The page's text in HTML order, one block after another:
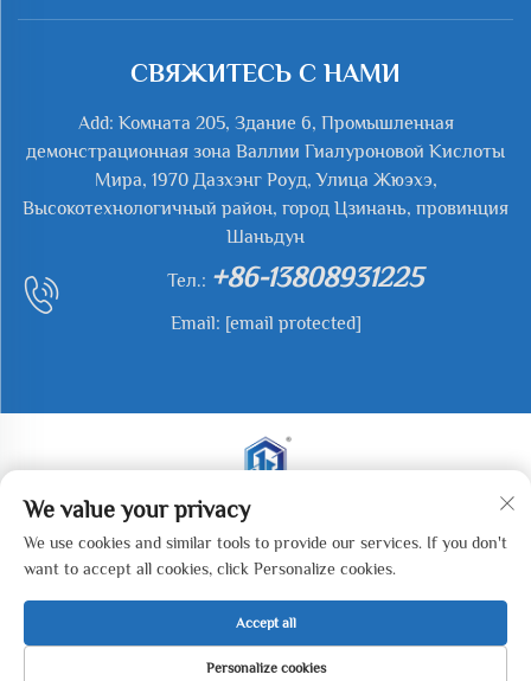
СВЯЖИТЕСЬ С НАМИ
Add: Комната 205, Здание 6, Промышленная
демонстрационная зона Валлии Гиалуроновой Кислоты
Мира, 1970 Дазхэнг Роуд, Улица Жюэхэ,
Высокотехнологичный район, город Цзинань, провинция
Шаньдун
Тел.: +86-13808931225
Email: [email protected]
Все права защищены. © 2025 Jianyu Weiye (Jinan)
Machinery Technology Co., LTD. - Политика
конфиденциальности
We value your privacy
We use cookies and similar tools to provide our services. If you don't
want to accept all cookies, click Personalize cookies.
Personalize cookies
Accept all